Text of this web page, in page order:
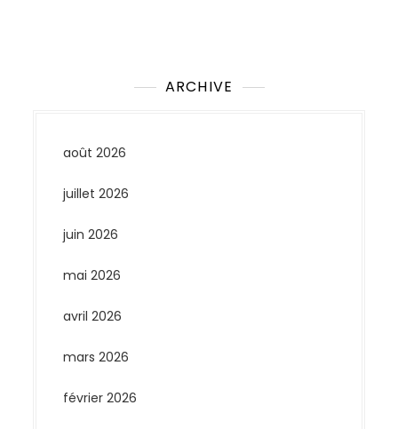
ARCHIVE
août 2026
juillet 2026
juin 2026
mai 2026
avril 2026
mars 2026
février 2026